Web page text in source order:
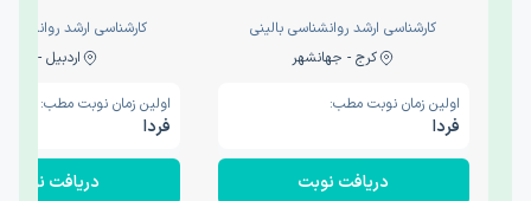
کارشناسی ارشد روانشناسی بالینی
کرج - جهانشهر
اولین زمان نوبت مطب:
فردا
دریافت نوبت
کارشناسی ارشد
اردبیل - والی
اولین زمان نوبت مطب:
فردا
دریافت نوبت